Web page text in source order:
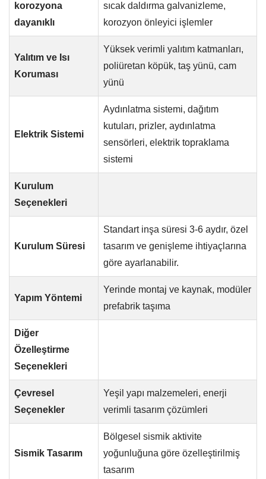
korozyona
dayanıklı
sıcak daldırma galvanizleme,
korozyon önleyici işlemler
Yalıtım ve Isı
Koruması
Yüksek verimli yalıtım katmanları,
poliüretan köpük, taş yünü, cam
yünü
Elektrik Sistemi
Aydınlatma sistemi, dağıtım
kutuları, prizler, aydınlatma
sensörleri, elektrik topraklama
sistemi
Kurulum
Seçenekleri
Kurulum Süresi
Standart inşa süresi 3-6 aydır, özel
tasarım ve genişleme ihtiyaçlarına
göre ayarlanabilir.
Yapım Yöntemi
Yerinde montaj ve kaynak, modüler
prefabrik taşıma
Diğer
Özelleştirme
Seçenekleri
Çevresel
Seçenekler
Yeşil yapı malzemeleri, enerji
verimli tasarım çözümleri
Sismik Tasarım
Bölgesel sismik aktivite
yoğunluğuna göre özelleştirilmiş
tasarım